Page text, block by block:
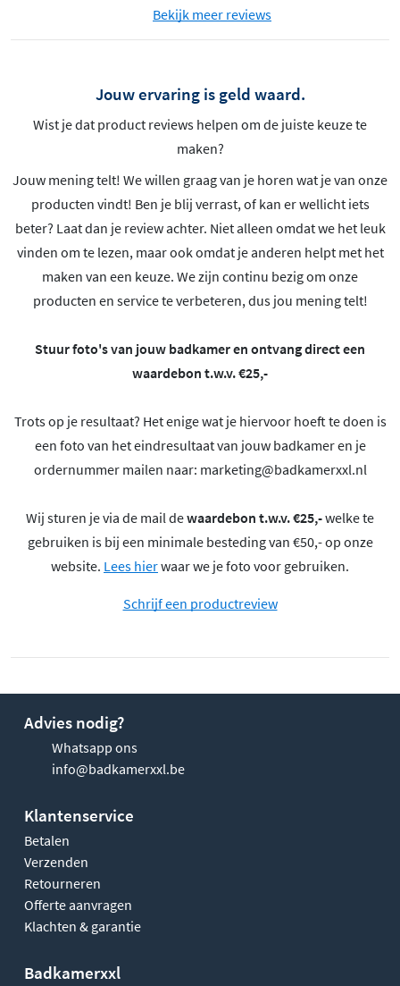
Bekijk meer reviews
Jouw ervaring is geld waard.
Wist je dat product reviews helpen om de juiste keuze te
maken?
Jouw mening telt! We willen graag van je horen wat je van onze
producten vindt! Ben je blij verrast, of kan er wellicht iets
beter? Laat dan je review achter. Niet alleen omdat we het leuk
vinden om te lezen, maar ook omdat je anderen helpt met het
maken van een keuze. We zijn continu bezig om onze
producten en service te verbeteren, dus jou mening telt!
Stuur foto's van jouw badkamer en ontvang direct een
waardebon t.w.v. €25,-
Trots op je resultaat? Het enige wat je hiervoor hoeft te doen is
een foto van het eindresultaat van jouw badkamer en je
ordernummer mailen naar: marketing@badkamerxxl.nl
Wij sturen je via de mail dewaardebon t.w.v. €25,-welke te
gebruiken is bij een minimale besteding van €50,- op onze
website. Lees hierwaar we je foto voor gebruiken.
Schrijf een productreview
Advies nodig?
Whatsapp ons
info@badkamerxxl.be
Klantenservice
Betalen
Verzenden
Retourneren
Offerte aanvragen
Klachten & garantie
Badkamerxxl